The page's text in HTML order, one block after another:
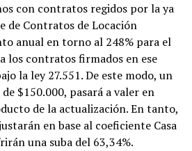
con contratos regidos por la ya
de Contratos de Locación
anual en torno al 248% para el
los contratos firmados en ese
la ley 27.551. De este modo, un
$150.000, pasará a valer en
de la actualización. En tanto,
en base al coeficiente Casa
una suba del 63,34%.